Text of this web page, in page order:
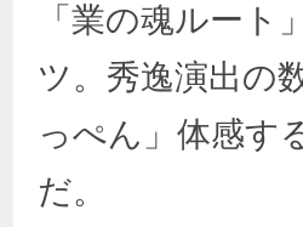
「業の魂ルート
ツ。秀逸演出の
っぺん」体感す
だ。